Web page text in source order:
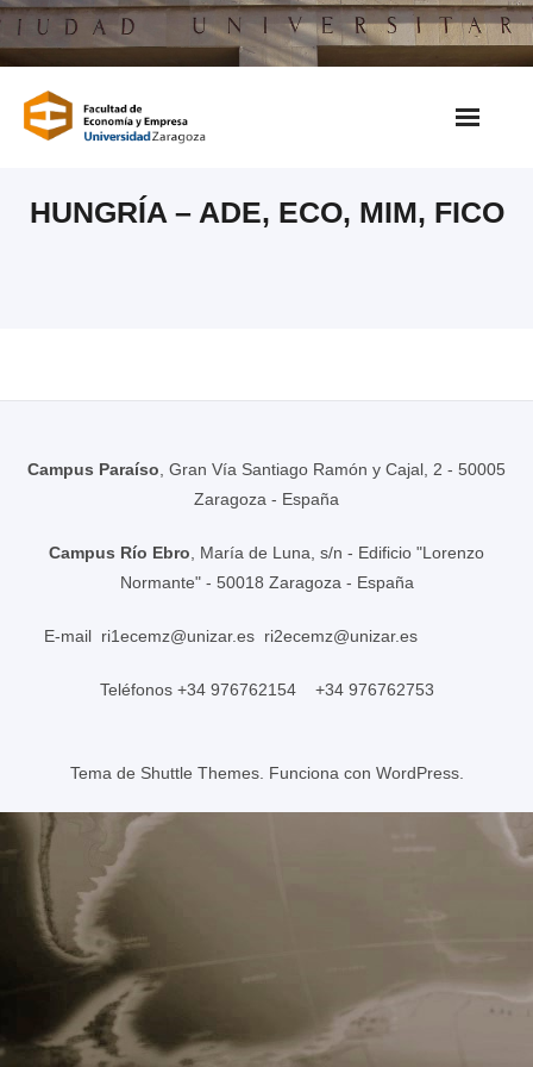
Saltar
al
HUNGRÍA – ADE, ECO, MIM, FICO
Campus Paraíso , Gran Vía Santiago Ramón y Cajal, 2 - 50005
Zaragoza - España
Campus Río Ebro , María de Luna, s/n - Edificio "Lorenzo
Normante" - 50018 Zaragoza - España
E-mail ri1ecemz@unizar.es ri2ecemz@unizar.es
Teléfonos +34 976762154 +34 976762753
Tema de Shuttle Themes. Funciona con WordPress.